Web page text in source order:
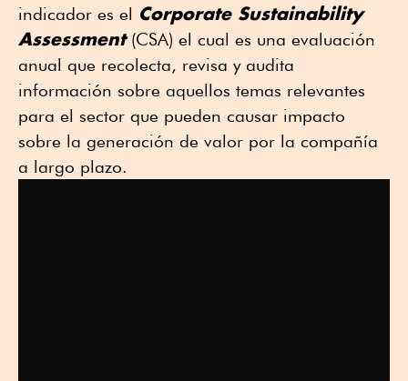
indicador es el Corporate Sustainability
Assessment(CSA) el cual es una evaluación
anual que recolecta, revisa y audita
información sobre aquellos temas relevantes
para el sector que pueden causar impacto
sobre la generación de valor por la compañía
a largo plazo.